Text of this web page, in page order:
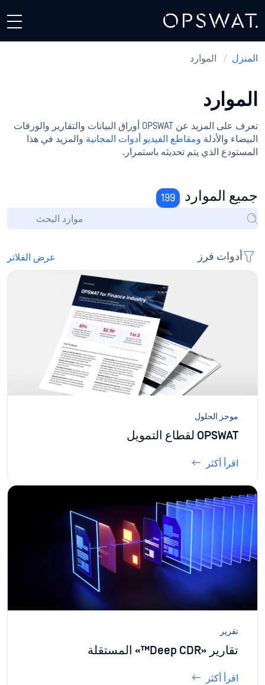
المنزل / الموارد
الموارد
تعرف على المزيد عن OPSWAT أوراق البيانات والتقارير والورقات
البيضاء والأدلة ومقاطع الفيديو أدوات المجانية والمزيد في هذا
المستودع الذي يتم تحديثه باستمرار.
جميع الموارد 199
أدوات فرز عرض الفلاتر
موجز الحلول
OPSWAT لقطاع التمويل
اقرأ أكثر
تقرير
تقارير «Deep CDR™» المستقلة
اقرأ أكثر